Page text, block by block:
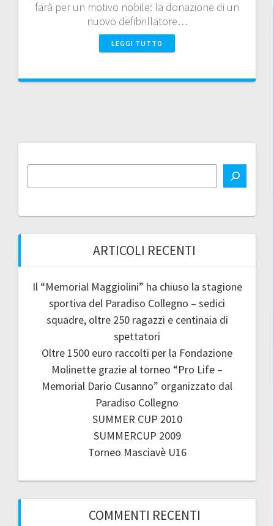
farà per un motivo nobile: la donazione di un
nuovo defibrillatore…
LEGGI TUTTO
ARTICOLI RECENTI
Il “Memorial Maggiolini” ha chiuso la stagione
sportiva del Paradiso Collegno – sedici
squadre, oltre 250 ragazzi e centinaia di
spettatori
Oltre 1500 euro raccolti per la Fondazione
Molinette grazie al torneo “Pro Life –
Memorial Dario Cusanno” organizzato dal
Paradiso Collegno
SUMMER CUP 2010
SUMMERCUP 2009
Torneo Masciavè U16
COMMENTI RECENTI